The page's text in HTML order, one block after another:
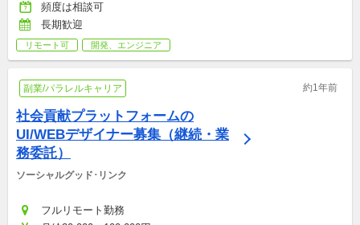
頻度は相談可
長期歓迎
リモート可 開発、エンジニア
副業/パラレルキャリア 約1年前
社会貢献プラットフォームの
UI/WEBデザイナー募集（継続・業
務委託）
ソーシャルグッド･リンク
フルリモート勤務